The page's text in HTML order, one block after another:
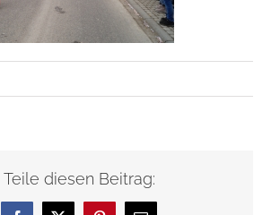
Teile diesen Beitrag: